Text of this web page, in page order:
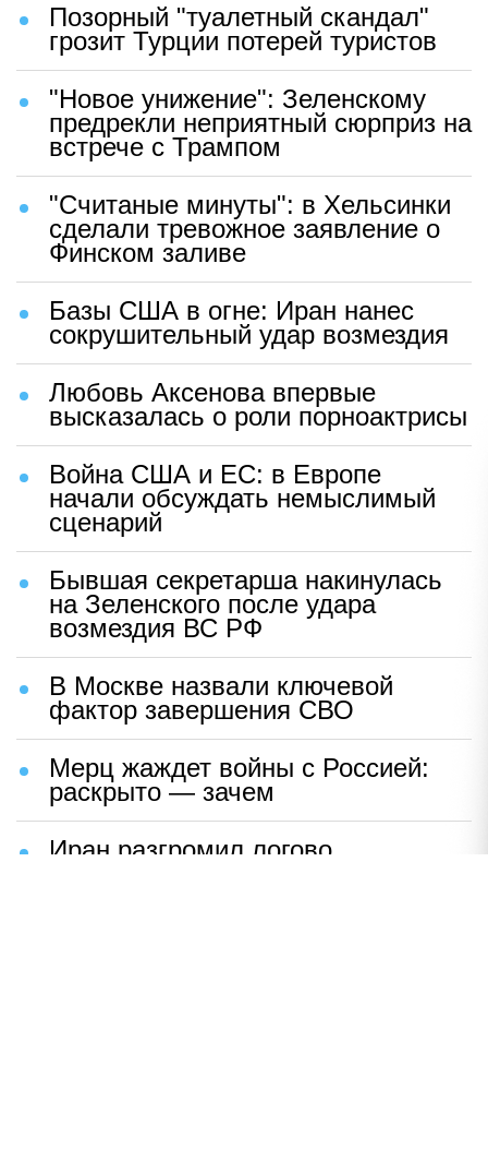
Позорный "туалетный скандал"
грозит Турции потерей туристов
"Новое унижение": Зеленскому
предрекли неприятный сюрприз на
встрече с Трампом
"Считаные минуты": в Хельсинки
сделали тревожное заявление о
Финском заливе
Базы США в огне: Иран нанес
сокрушительный удар возмездия
Любовь Аксенова впервые
высказалась о роли порноактрисы
Война США и ЕС: в Европе
начали обсуждать немыслимый
сценарий
Бывшая секретарша накинулась
на Зеленского после удара
возмездия ВС РФ
В Москве назвали ключевой
фактор завершения СВО
Мерц жаждет войны с Россией:
раскрыто — зачем
Иран разгромил логово